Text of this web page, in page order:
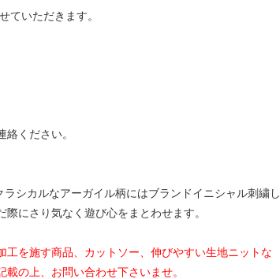
ていただきます。
ください。
シカルなアーガイル柄にはブランドイニシャル刺繍し
にさり気なく遊び心をまとわせます。
を施す商品、カットソー、伸びやすい生地ニットな
の上、お問い合わせ下さいませ。